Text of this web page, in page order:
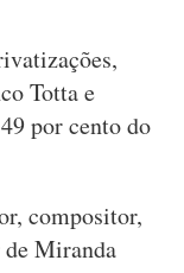
Totta e
por cento do
compositor,
Miranda